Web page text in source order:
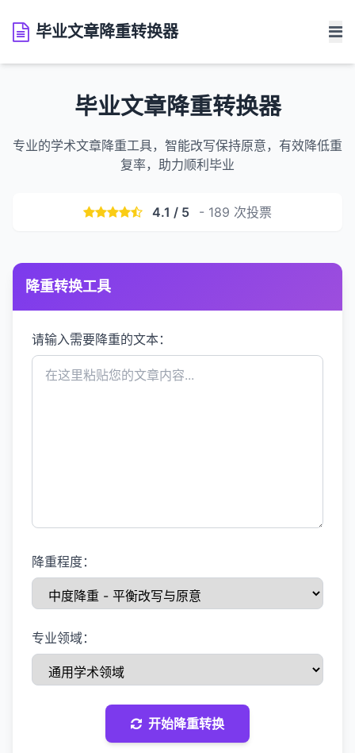
毕业文章降重转换器
毕业文章降重转换器
专业的学术文章降重工具，智能改写保持原意，有效降低重
复率，助力顺利毕业
4.1 / 5 - 189 次投票
降重转换工具
请输入需要降重的文本：
降重程度：
专业领域：
开始降重转换